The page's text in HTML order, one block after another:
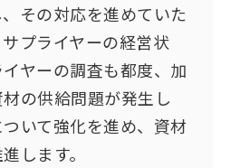
その対応を進めていた
プライヤーの経営状
ヤーの調査も都度、加
の供給問題が発生し
いて強化を進め、資材
します。